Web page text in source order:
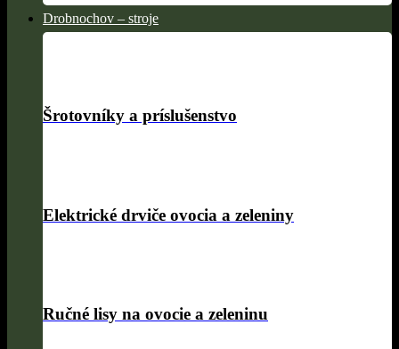
Drobnochov – stroje
Šrotovníky a príslušenstvo
Elektrické drviče ovocia a zeleniny
Ručné lisy na ovocie a zeleninu